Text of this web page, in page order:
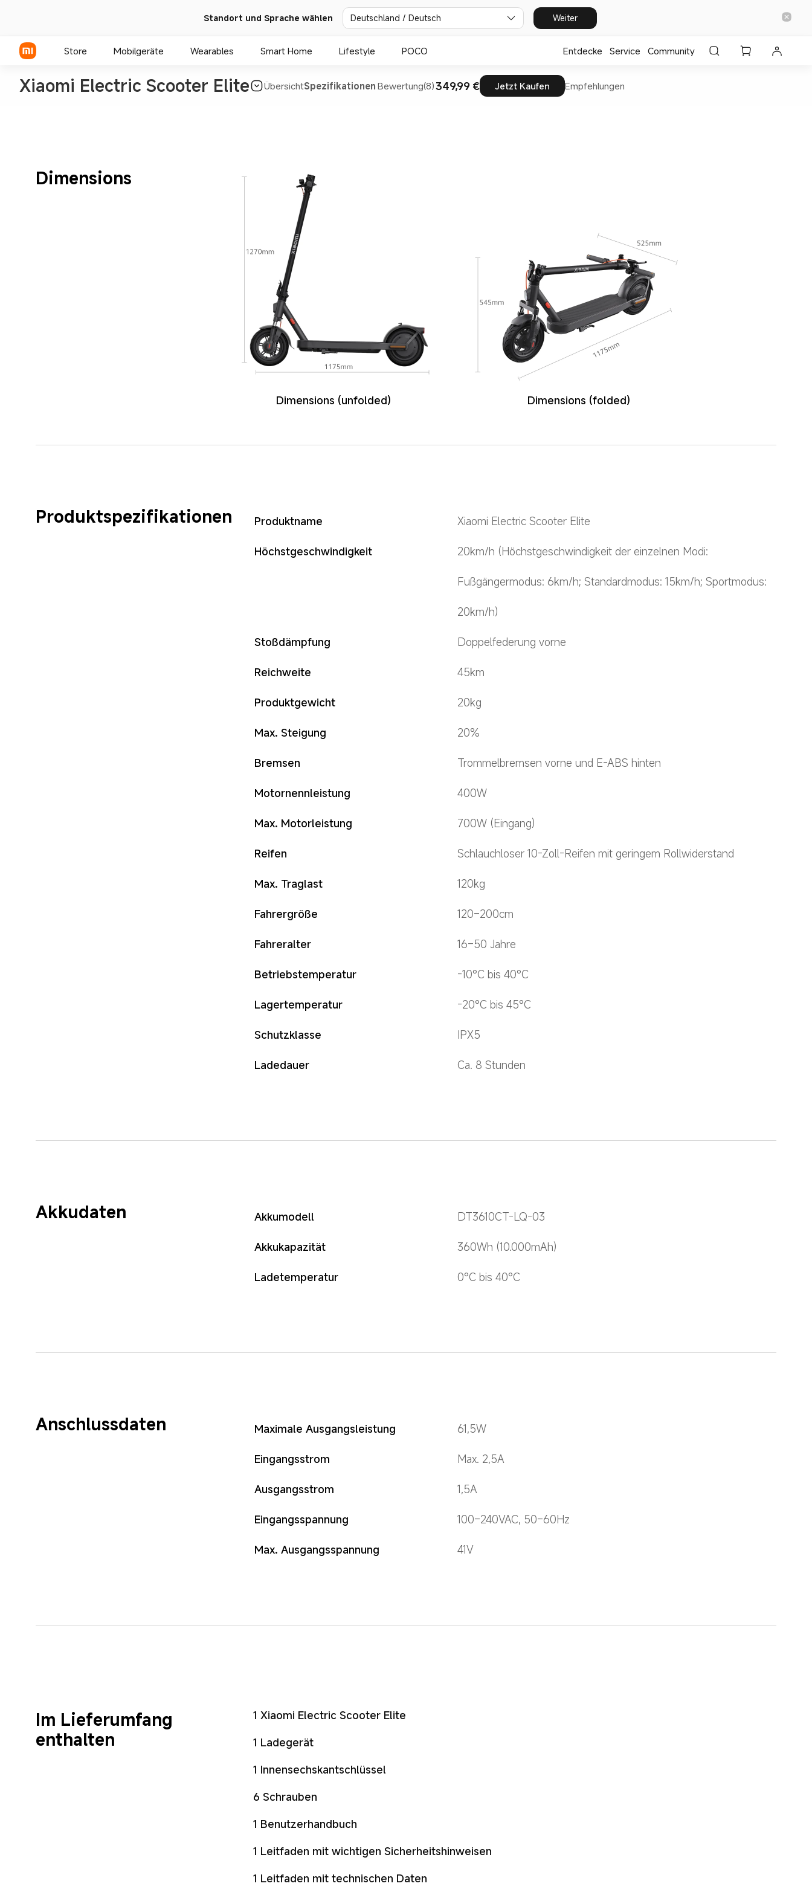
Standort und Sprache wählen Deutschland / Deutsch Weiter
Store Mobilgeräte Wearables Smart Home Lifestyle POCO Entdecke ⁣Service Community
Xiaomi Electric Scooter Elite ÜbersichtSpezifikationen Bewertung(8)349,99 € Jetzt Kaufen Empfehlungen
Dimensions
Dimensions (folded)
Dimensions (unfolded)
Produktspezifikationen Produktname Xiaomi Electric Scooter Elite
Höchstgeschwindigkeit 20km/h (Höchstgeschwindigkeit der einzelnen Modi:
Fußgängermodus: 6km/h; Standardmodus: 15km/h; Sportmodus:
20km/h)
Stoßdämpfung Doppelfederung vorne
Reichweite 45km
Produktgewicht 20kg
Max. Steigung 20%
Bremsen Trommelbremsen vorne und E-ABS hinten
Motornennleistung 400W
Max. Motorleistung 700W (Eingang)
Reifen Schlauchloser 10-Zoll-Reifen mit geringem Rollwiderstand
Max. Traglast 120kg
Fahrergröße 120–200cm
Fahreralter 16–50 Jahre
Betriebstemperatur -10°C bis 40°C
Lagertemperatur -20°C bis 45°C
Schutzklasse IPX5
Ladedauer Ca. 8 Stunden
Akkudaten Akkumodell DT3610CT-LQ-03
Akkukapazität 360Wh (10.000mAh)
Ladetemperatur 0°C bis 40°C
Anschlussdaten Maximale Ausgangsleistung 61,5W
Eingangsstrom Max. 2,5A
Ausgangsstrom 1,5A
Eingangsspannung 100–240VAC, 50–60Hz
Max. Ausgangsspannung 41V
Im Lieferumfang
enthalten
1 Xiaomi Electric Scooter Elite
1 Ladegerät
1 Innensechskantschlüssel
6 Schrauben
1 Benutzerhandbuch
1 Leitfaden mit wichtigen Sicherheitshinweisen
1 Leitfaden mit technischen Daten